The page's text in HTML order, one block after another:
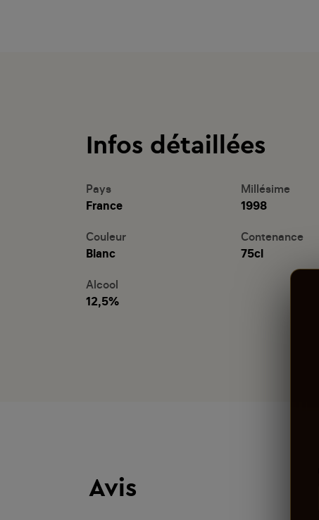
Infos détaillées
Pays
France
Millésime
1998
Couleur
Blanc
Contenance
75cl
Alcool
12,5%
Avis